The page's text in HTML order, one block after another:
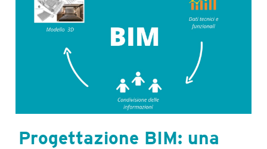
Progettazione BIM: una